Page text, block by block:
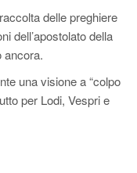
delle preghiere
dell’apostolato della
ancora.
una visione a “colpo
per Lodi, Vespri e